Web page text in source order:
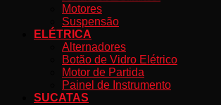
Motores
Suspensão
ELÉTRICA
Alternadores
Botão de Vidro Elétrico
Motor de Partida
Painel de Instrumento
SUCATAS